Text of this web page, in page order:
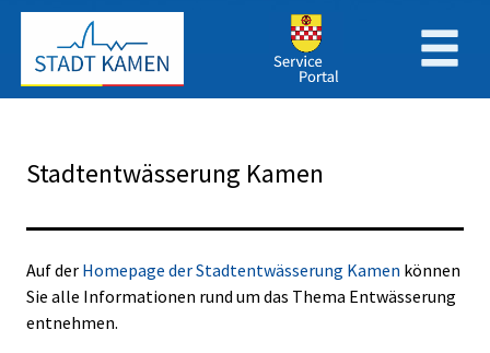
Zum Hauptinhalt springen
Zum Header
Zum Hauptinhalt
Zum Footer
Stadtentwässerung Kamen
Beschreibung
Auf der Homepage der Stadtentwässerung Kamen können
Sie alle Informationen rund um das Thema Entwässerung
entnehmen.